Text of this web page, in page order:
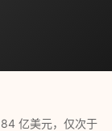
亿美元，仅次于